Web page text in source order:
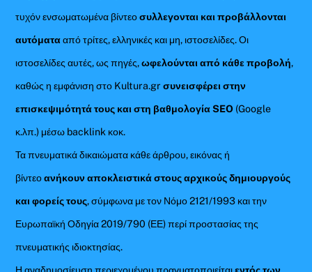
τυχόν ενσωματωμένα βίντεοσυλλεγονται και προβάλλονται
αυτόματααπό τρίτες, ελληνικές και μη, ιστοσελίδες. Οι
ιστοσελίδες αυτές, ως πηγές,ωφελούνται από κάθε προβολή,
καθώς η εμφάνιση στο Kultura.gr συνεισφέρει στην
επισκεψιμότητά τους και στη βαθμολογία SEO (Google
κ.λπ.) μέσω backlink κοκ.
Τα πνευματικά δικαιώματα κάθε άρθρου, εικόνας ή
βίντεοανήκουν αποκλειστικά στους αρχικούς δημιουργούς
και φορείς τους, σύμφωνα με τον Νόμο 2121/1993 και την
Ευρωπαϊκή Οδηγία 2019/790 (ΕΕ) περί προστασίας της
πνευματικής ιδιοκτησίας.